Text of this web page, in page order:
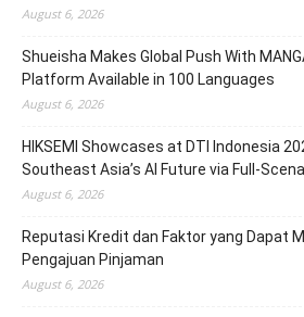
August 6, 2026
Shueisha Makes Global Push With
Platform Available in 100 Languages
August 6, 2026
HIKSEMI Showcases at DTI Indonesia
Southeast Asia’s AI Future via
August 6, 2026
Reputasi Kredit dan Faktor yang Dapat
Pengajuan Pinjaman
August 6, 2026